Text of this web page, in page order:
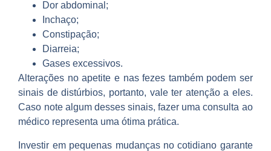
Dor abdominal;
Inchaço;
Constipação;
Diarreia;
Gases excessivos.
Alterações no apetite e nas fezes também podem ser
sinais de distúrbios, portanto, vale ter atenção a eles.
Caso note algum desses sinais, fazer uma consulta ao
médico representa uma ótima prática.
Investir em pequenas mudanças no cotidiano garante